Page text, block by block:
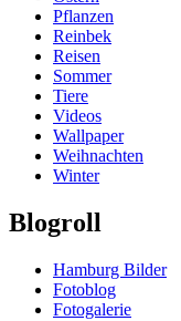
Pflanzen
Reinbek
Reisen
Sommer
Tiere
Videos
Wallpaper
Weihnachten
Winter
Blogroll
Hamburg Bilder
Fotoblog
Fotogalerie